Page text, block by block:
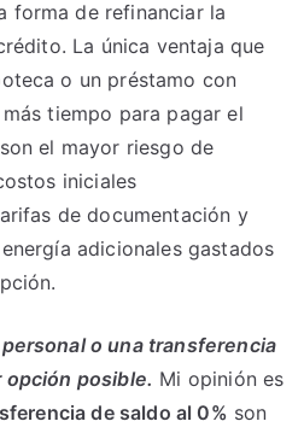
forma de refinanciar la
La única ventaja que
o un préstamo con
tiempo para pagar el
el mayor riesgo de
iniciales
de documentación y
adicionales gastados
o una transferencia
opción posible. Mi opinión es
de saldo al 0% son